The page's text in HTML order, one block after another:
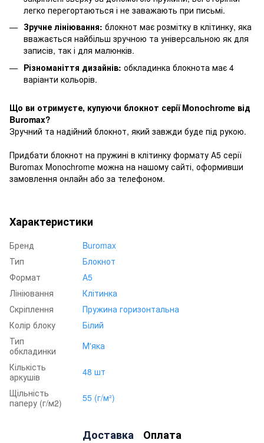
легко перегортаються і не заважають при письмі.
Зручне лініювання: блокнот має розмітку в клітинку, яка
вважається найбільш зручною та універсальною як для
записів, так і для малюнків.
Різноманіття дизайнів: обкладинка блокнота має 4
варіанти кольорів.
Що ви отримуєте, купуючи блокнот серії Monochrome від
Buromax?
Зручний та надійний блокнот, який завжди буде під рукою.
Придбати блокнот на пружині в клітинку формату А5 серії
Buromax Monochrome можна на нашому сайті, оформивши
замовлення онлайн або за телефоном.
Характеристики
Бренд
Buromax
Тип
Блокнот
Формат
А5
Лініювання
Клітинка
Скріплення
Пружина горизонтальна
Колір блоку
Білий
Тип
обкладинки
М'яка
Кількість
аркушів
48 шт
Щільність
паперу (г/м2)
55 (г/м²)
Доставка Оплата